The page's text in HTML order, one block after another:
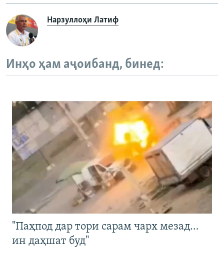
Нарзуллоҳи Латиф
Инҳо ҳам аҷоибанд, бинед:
"Паҳпод дар тори сарам чарх мезад…
ин даҳшат буд"